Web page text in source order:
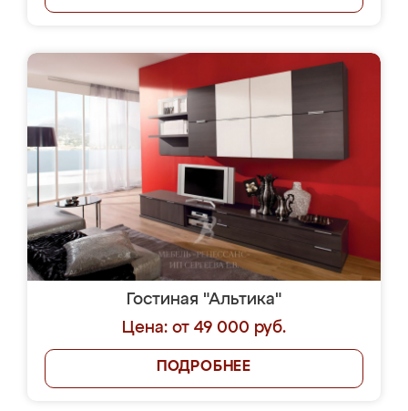
Гостиная "Альтика"
Цена: от 49 000 руб.
ПОДРОБНЕЕ